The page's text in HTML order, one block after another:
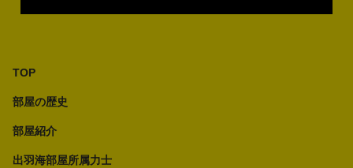
TOP
部屋の歴史
部屋紹介
出羽海部屋所属力士